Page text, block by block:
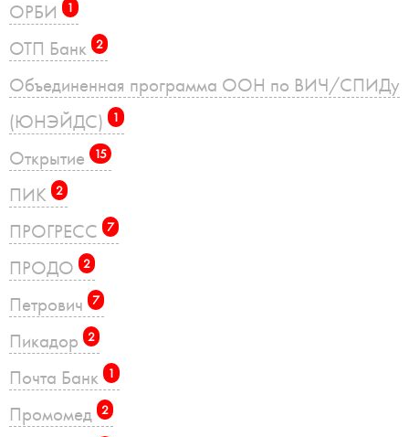
ОРБИ 1
ОТП Банк 2
Объединенная программа ООН по ВИЧ/СПИДу
(ЮНЭЙДС)
1
Открытие 15
ПИК 2
ПРОГРЕСС 7
ПРОДО 2
Петрович 7
Пикадор 2
Почта Банк 1
Промомед 2